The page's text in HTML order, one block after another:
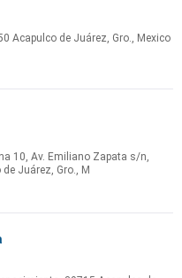
Acapulco de Juárez, Gro., Mexico
10, Av. Emiliano Zapata s/n,
Juárez, Gro., M